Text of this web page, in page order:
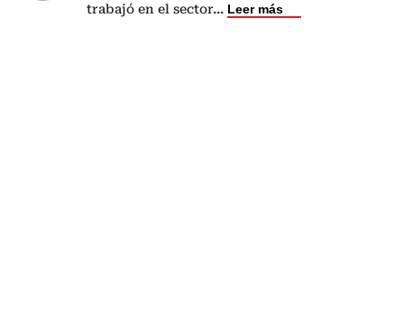
trabajó en el sector... Leer más